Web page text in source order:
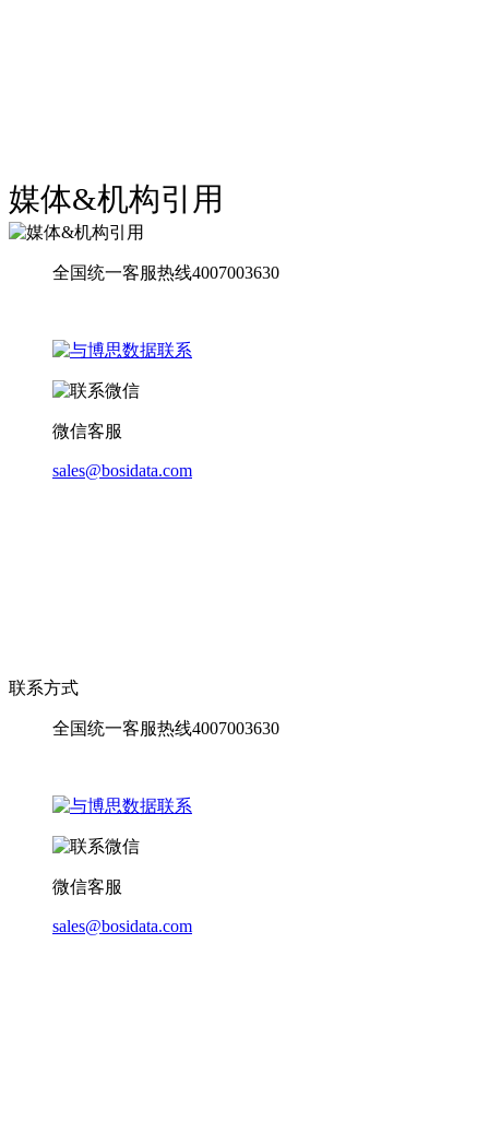
媒体&机构引用
全国统一客服热线4007003630
微信客服
sales@bosidata.com
联系方式
全国统一客服热线4007003630
微信客服
sales@bosidata.com